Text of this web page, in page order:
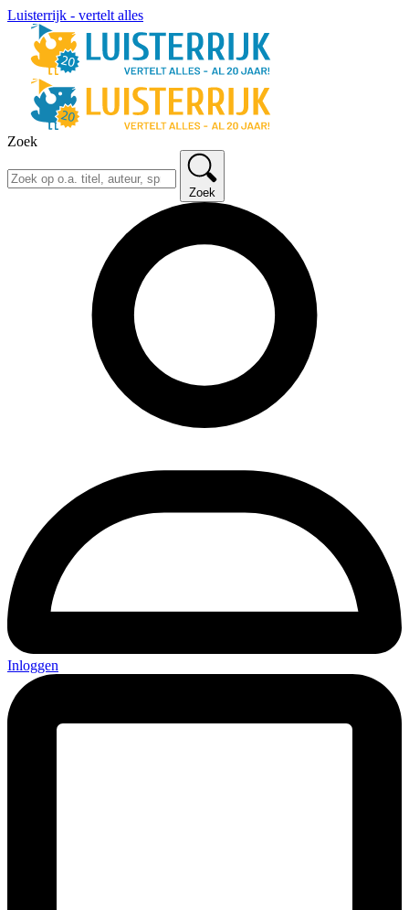
Luisterrijk - vertelt alles
Zoek
Zoek
Inloggen